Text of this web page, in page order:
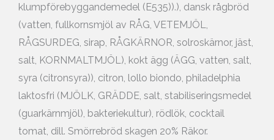
klumpförebyggandemedel (E535)).), dansk rågbröd
(vatten, fullkornsmjöl av RÅG, VETEMJÖL,
RÅGSURDEG, sirap, RÅGKÄRNOR, solroskärnor, jäst,
salt, KORNMALTMJÖL), kokt ägg (ÄGG, vatten, salt,
syra (citronsyra)), citron, lollo biondo, philadelphia
laktosfri (MJÖLK, GRÄDDE, salt, stabiliseringsmedel
(guarkärnmjöl), bakteriekultur), rödlök, cocktail
tomat, dill. Smörrebröd skagen 20% Räkor.